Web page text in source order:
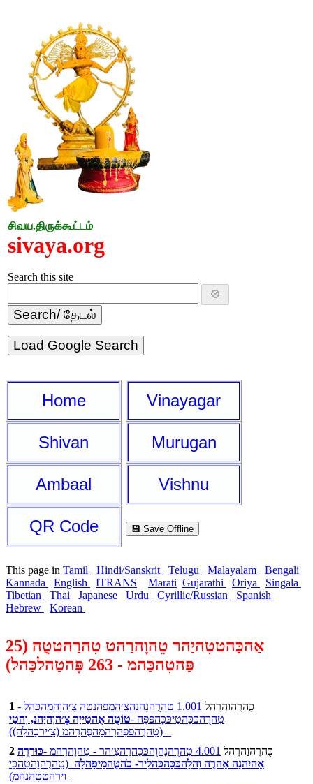
சிவய.திருக்கூட்டம்
sivaya.org
Search this site
🚫
Load Google Search
Home Vinayagar
Shivan Murugan
Ambaal Vishnu
QR Code 💾 Save Offline
This page in Tamil Hindi/Sanskrit Telugu Malayalam
Bengali
Kannada
English ITRANS Marati Gujarathi Oriya
Singala
Tibetian
Thai Japanese Urdu Cyrillic/Russian
Spanish
Hebrew
Korean
אַהכַּהטטִהיַהר טֵהוָהרַהט טִהרַהטטֻה (25
פַּהטִהכַּהמ - 263 פָּהטַהלכַּהל)
1 כֻּהרֻהוַהרֻהל
1.001 טִהרֻהנָהנַהצַ׳המפַּהנטַה צֻ׳הוָהמִהכַּהל -
טִהרֻהכּכַּהטַיכּכָּהפּפֻּה -טוֹטֻה אֻהטַייַה צֶ׳הוִהיַהנ, וִהטַי
2
כֻּהרֻהוַהרֻהל 4.001 טִהרֻהנָהוֻהכּכַּהרַהצַ׳הר - טֵהוָהרַהמ -
כּוּררֻה
אָהיִהנַה אָהרֻה וִהלַהכּכַּהכִּהלִיר- כֹּהטֻהמַיפַּהלַה (טִהרֻהוַהטִהכַּי